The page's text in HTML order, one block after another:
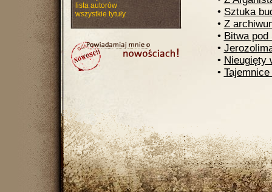
lista autorów
wszystkie tytuły
• Sztuka
• Z
• Bitwa pod
•
• Nieugięty
•